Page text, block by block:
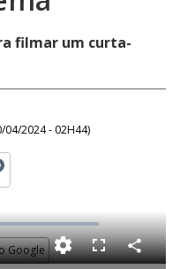
filmar um curta-
04/2024 - 02H44)
Google
F C